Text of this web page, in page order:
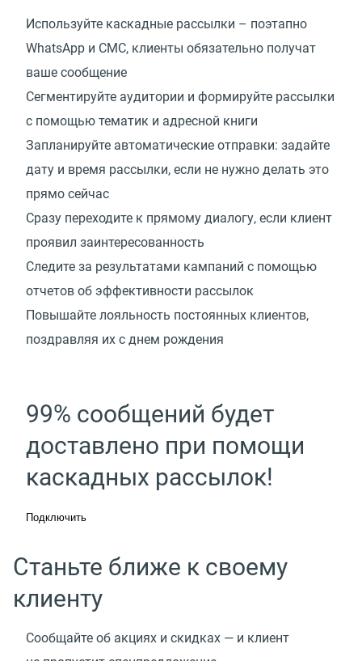
Используйте каскадные рассылки – поэтапно
WhatsApp и СМС, клиенты обязательно получат
ваше сообщение
Сегментируйте аудитории и формируйте рассылки
с помощью тематик и адресной книги
Запланируйте автоматические отправки: задайте
дату и время рассылки, если не нужно делать это
прямо сейчас
Сразу переходите к прямому диалогу, если клиент
проявил заинтересованность
Следите за результатами кампаний с помощью
отчетов об эффективности рассылок
Повышайте лояльность постоянных клиентов,
поздравляя их с днем рождения
99% сообщений будет
доставлено при помощи
каскадных рассылок!
Подключить
Станьте ближе к своему
клиенту
Сообщайте об акциях и скидках — и клиент